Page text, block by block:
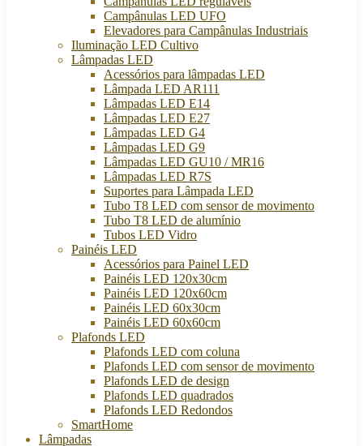
Campânulas LED UFO
Elevadores para Campânulas Industriais
Iluminação LED Cultivo
Lâmpadas LED
Acessórios para lâmpadas LED
Lâmpada LED AR111
Lâmpadas LED E14
Lâmpadas LED E27
Lâmpadas LED G4
Lâmpadas LED G9
Lâmpadas LED GU10 / MR16
Lâmpadas LED R7S
Suportes para Lâmpada LED
Tubo T8 LED com sensor de movimento
Tubo T8 LED de alumínio
Tubos LED Vidro
Painéis LED
Acessórios para Painel LED
Painéis LED 120x30cm
Painéis LED 120x60cm
Painéis LED 60x30cm
Painéis LED 60x60cm
Plafonds LED
Plafonds LED com coluna
Plafonds LED com sensor de movimento
Plafonds LED de design
Plafonds LED quadrados
Plafonds LED Redondos
SmartHome
Lâmpadas